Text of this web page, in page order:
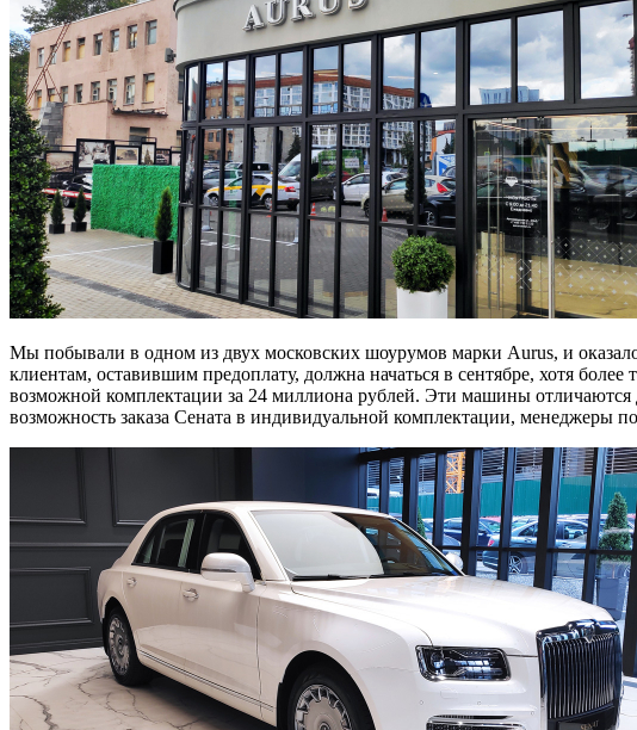
Мы побывали в одном из двух московских шоурумов марки Aurus, и
клиентам, оставившим предоплату, должна начаться в сентябре, хотя
возможной комплектации за 24 миллиона рублей. Эти машины отличаются
возможность заказа Сената в индивидуальной комплектации, менеджеры